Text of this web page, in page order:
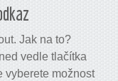
Jak na to?
vedle tlačítka
vyberete možnost